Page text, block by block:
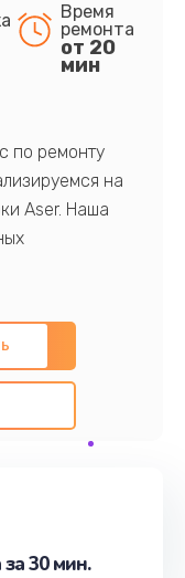
Время
ремонта
от 20
мин
по ремонту
на
Aser. Наша
и
ремонт с
а
предоставить
на
30 мин.